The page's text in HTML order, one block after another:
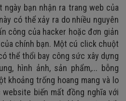
ngày bạn nhận ra trang web của
có thể xảy ra do nhiều nguyên
công của hacker hoặc đơn giản
chính bạn. Một cú click chuột
thể thổi bay công sức xây dựng
hình ảnh, sản phẩm,... bỗng
khoảng trống hoang mang và lo
website biến mất đồng nghĩa với